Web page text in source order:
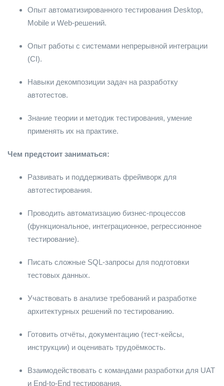
Опыт автоматизированного тестирования Desktop,
Mobile и Web-решений.
Опыт работы с системами непрерывной интеграции
(CI).
Навыки декомпозиции задач на разработку
автотестов.
Знание теории и методик тестирования, умение
применять их на практике.
Чем предстоит заниматься:
Развивать и поддерживать фреймворк для
автотестирования.
Проводить автоматизацию бизнес-процессов
(функциональное, интеграционное, регрессионное
тестирование).
Писать сложные SQL-запросы для подготовки
тестовых данных.
Участвовать в анализе требований и разработке
архитектурных решений по тестированию.
Готовить отчёты, документацию (тест-кейсы,
инструкции) и оценивать трудоёмкость.
Взаимодействовать с командами разработки для UAT
и End-to-End тестирования.